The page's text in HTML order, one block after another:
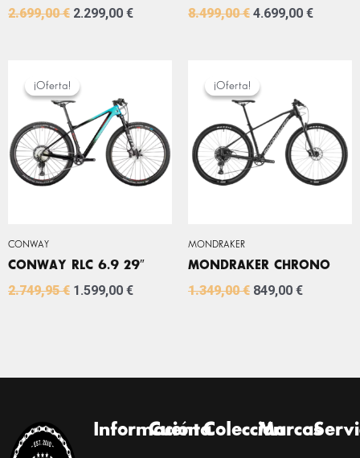
2.699,00€ 2.299,00 € 8.499,00€ 4.699,00 €
¡Oferta!
CONWAY
¡Oferta!
CONWAY RLC 6.9 29″
2.749,95€
ORIGINAL
ERA:
2.749,95 €.
1.599,00 €
1.599,00 €.
¡Oferta!
MONDRAKER
¡Oferta!
MONDRAKER CHRONO
1.349,00€
ORIGINAL
ERA:
1.349,00 €.
849,00 €
ES:
849,00 €.
Información
CuentaColecciónMarcas